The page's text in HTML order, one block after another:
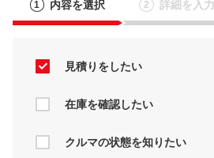
1 内容を選択 2 詳細を入力
見積りをしたい
在庫を確認したい
クルマの状態を知りたい